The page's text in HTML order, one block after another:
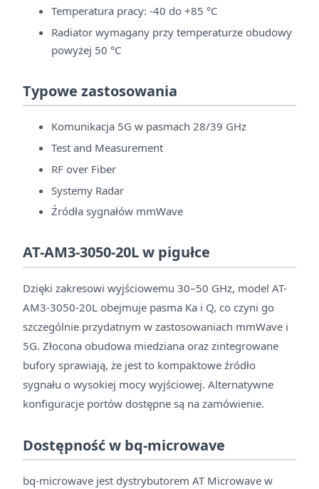
Temperatura pracy: -40 do +85 °C
Radiator wymagany przy temperaturze obudowy
powyżej 50 °C
Typowe zastosowania
Komunikacja 5G w pasmach 28/39 GHz
Test and Measurement
RF over Fiber
Systemy Radar
Źródła sygnałów mmWave
AT-AM3-3050-20L w pigułce
Dzięki zakresowi wyjściowemu 30–50 GHz, model AT-
AM3-3050-20L obejmuje pasma Ka i Q, co czyni go
szczególnie przydatnym w zastosowaniach mmWave i
5G. Złocona obudowa miedziana oraz zintegrowane
bufory sprawiają, że jest to kompaktowe źródło
sygnału o wysokiej mocy wyjściowej. Alternatywne
konfiguracje portów dostępne są na zamówienie.
Dostępność w bq-microwave
bq-microwave jest dystrybutorem AT Microwave w